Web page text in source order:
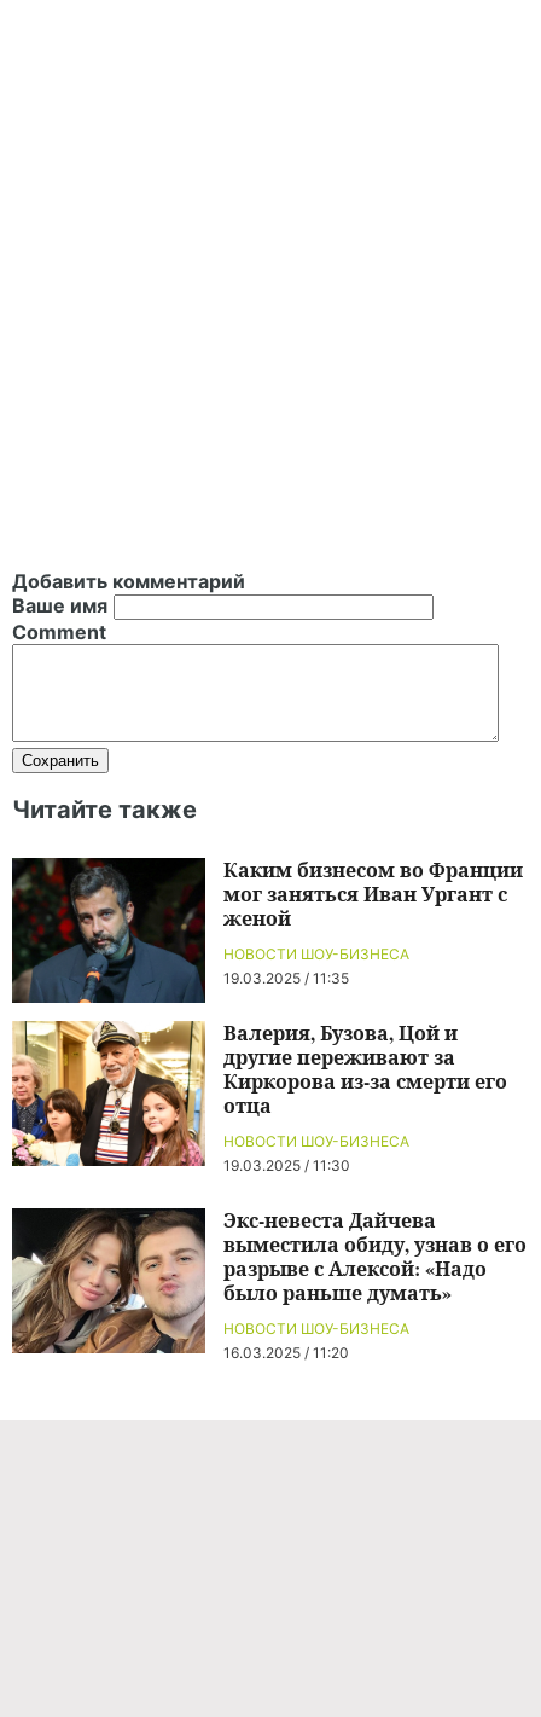
Добавить комментарий
Ваше имя
Comment
Читайте также
НОВОСТИ ШОУ-БИЗНЕСА
19.03.2025 / 11:35
Каким бизнесом во Франции
мог заняться Иван Ургант с
женой
НОВОСТИ ШОУ-БИЗНЕСА
19.03.2025 / 11:30
Валерия, Бузова, Цой и
другие переживают за
Киркорова из-за смерти его
отца
НОВОСТИ ШОУ-БИЗНЕСА
16.03.2025 / 11:20
Экс-невеста Дайчева
выместила обиду, узнав о его
разрыве с Алексой: «Надо
было раньше думать»